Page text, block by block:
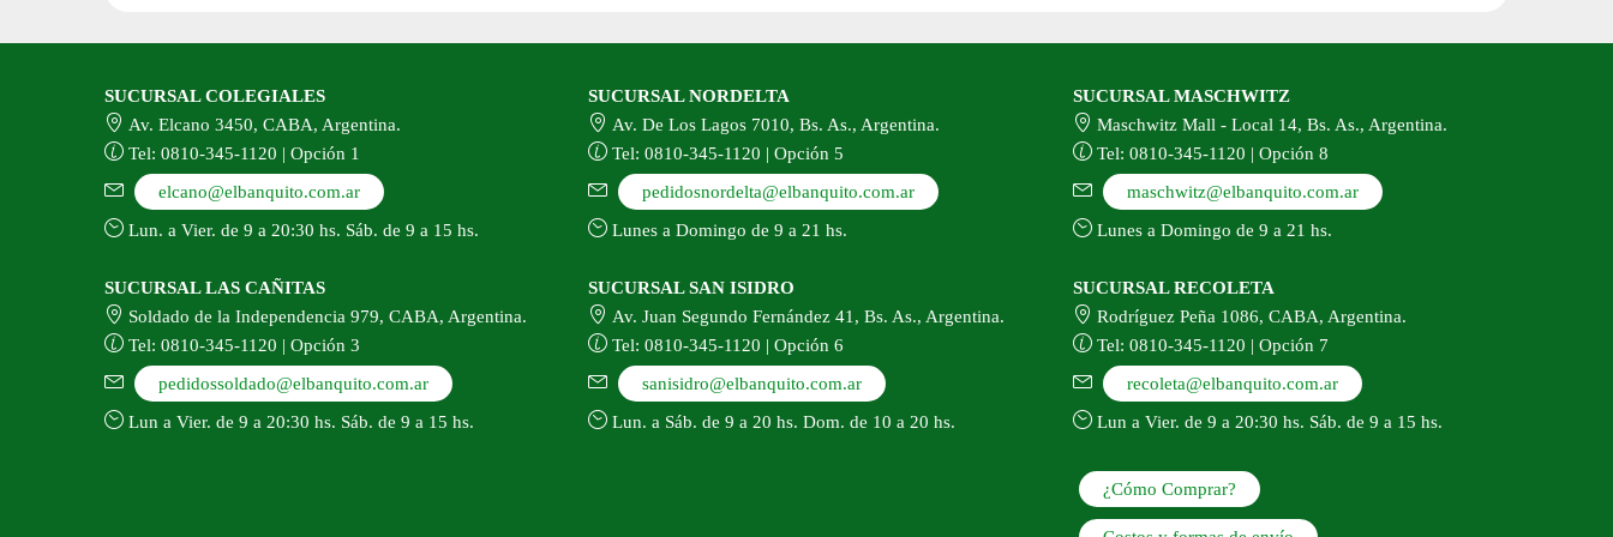
SUCURSAL COLEGIALES
Av. Elcano 3450, CABA, Argentina.
Tel: 0810-345-1120 | Opción 1
elcano@elbanquito.com.ar
Lun. a Vier. de 9 a 20:30 hs. Sáb. de 9 a 15 hs.
SUCURSAL LAS CAÑITAS
Soldado de la Independencia 979, CABA, Argentina.
Tel: 0810-345-1120 | Opción 3
pedidossoldado@elbanquito.com.ar
Lun a Vier. de 9 a 20:30 hs. Sáb. de 9 a 15 hs.
SUCURSAL NORDELTA
Av. De Los Lagos 7010, Bs. As., Argentina.
Tel: 0810-345-1120 | Opción 5
pedidosnordelta@elbanquito.com.ar
Lunes a Domingo de 9 a 21 hs.
SUCURSAL SAN ISIDRO
Av. Juan Segundo Fernández 41, Bs. As., Argentina.
Tel: 0810-345-1120 | Opción 6
sanisidro@elbanquito.com.ar
Lun. a Sáb. de 9 a 20 hs. Dom. de 10 a 20 hs.
SUCURSAL MASCHWITZ
Maschwitz Mall - Local 14, Bs. As., Argentina.
Tel: 0810-345-1120 | Opción 8
maschwitz@elbanquito.com.ar
Lunes a Domingo de 9 a 21 hs.
SUCURSAL RECOLETA
Rodríguez Peña 1086, CABA, Argentina.
Tel: 0810-345-1120 | Opción 7
recoleta@elbanquito.com.ar
Lun a Vier. de 9 a 20:30 hs. Sáb. de 9 a 15 hs.
¿Cómo Comprar?